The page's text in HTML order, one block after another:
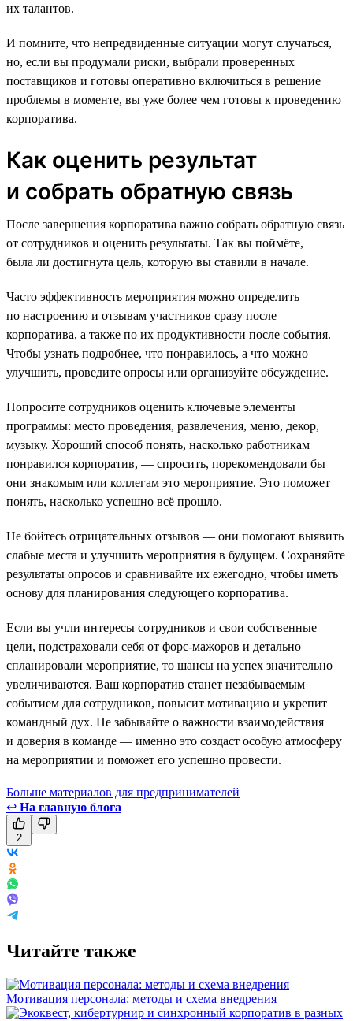
их талантов.
И помните, что непредвиденные ситуации могут случаться,
но, если вы продумали риски, выбрали проверенных
поставщиков и готовы оперативно включиться в решение
проблемы в моменте, вы уже более чем готовы к проведению
корпоратива.
Как оценить результат
и собрать обратную связь
После завершения корпоратива важно собрать обратную связь
от сотрудников и оценить результаты. Так вы поймёте,
была ли достигнута цель, которую вы ставили в начале.
Часто эффективность мероприятия можно определить
по настроению и отзывам участников сразу после
корпоратива, а также по их продуктивности после события.
Чтобы узнать подробнее, что понравилось, а что можно
улучшить, проведите опросы или организуйте обсуждение.
Попросите сотрудников оценить ключевые элементы
программы: место проведения, развлечения, меню, декор,
музыку. Хороший способ понять, насколько работникам
понравился корпоратив, — спросить, порекомендовали бы
они знакомым или коллегам это мероприятие. Это поможет
понять, насколько успешно всё прошло.
Не бойтесь отрицательных отзывов — они помогают выявить
слабые места и улучшить мероприятия в будущем. Сохраняйте
результаты опросов и сравнивайте их ежегодно, чтобы иметь
основу для планирования следующего корпоратива.
Если вы учли интересы сотрудников и свои собственные
цели, подстраховали себя от форс-мажоров и детально
спланировали мероприятие, то шансы на успех значительно
увеличиваются. Ваш корпоратив станет незабываемым
событием для сотрудников, повысит мотивацию и укрепит
командный дух. Не забывайте о важности взаимодействия
и доверия в команде — именно это создаст особую атмосферу
на мероприятии и поможет его успешно провести.
Больше материалов для предпринимателей
↩ На главную блога
2
Читайте также
Мотивация персонала: методы и схема внедрения